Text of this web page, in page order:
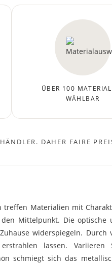
ÜBER 100
WÄHLBAR
DAHER FAIRE
treffen Materialien mit
Mittelpunkt. Die optische
widerspiegeln. Durch
lassen. Variieren
schmiegt sich das